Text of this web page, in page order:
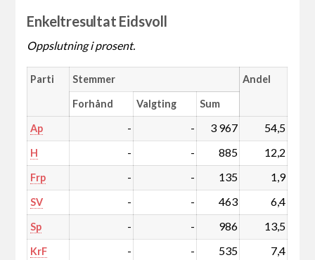
Enkeltresultat Eidsvoll
Oppslutning i prosent.
Parti Stemmer Andel
Forhånd Valgting Sum
Ap - - 3 967 54,5
H - - 885 12,2
Frp - - 135 1,9
SV - - 463 6,4
Sp - - 986 13,5
KrF - - 535 7,4